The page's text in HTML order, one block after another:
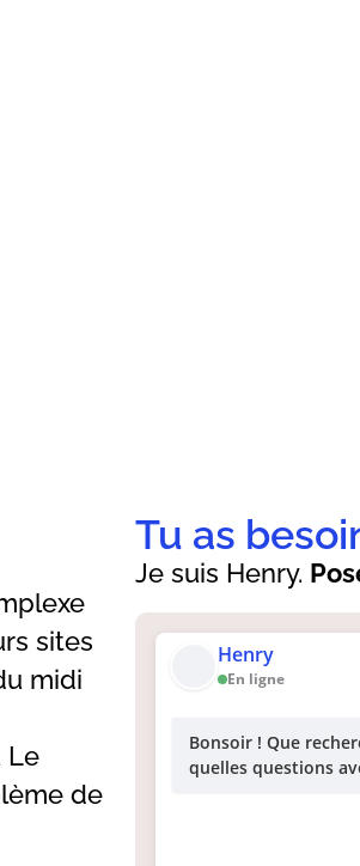
sites
midi
Le
de
Henry
En ligne
Bonsoir ! Que
quelles questions
Je suis Henry.
Tu as